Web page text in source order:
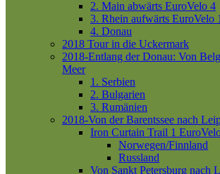
2. Main abwärts EuroVelo 4
3. Rhein aufwärts EuroVelo
4. Donau
2018 Tour in die Uckermark
2018-Entlang der Donau: Von
Meer
1. Serbien
2. Bulgarien
3. Rumänien
2018-Von der Barentssee nach
Iron Curtain Trail 1
Norwegen/Finnland
Russland
Von Sankt Petersburg nach